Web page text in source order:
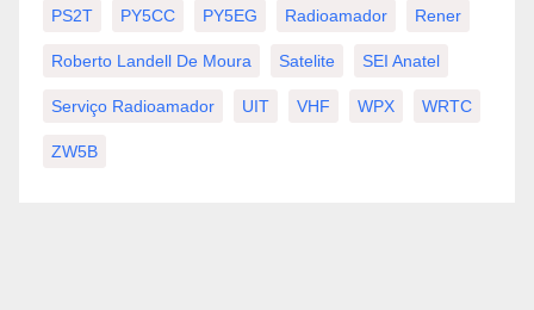
PS2T PY5CC PY5EG Radioamador Rener
Roberto Landell De Moura Satelite SEI Anatel
Serviço Radioamador UIT VHF WPX WRTC
ZW5B